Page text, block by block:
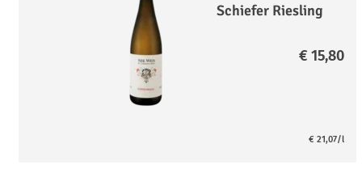
Schiefer Riesling
€ 15,80
€ 21,07/l